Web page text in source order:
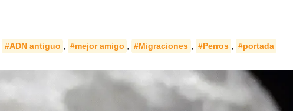
#ADN antiguo , #mejor amigo , #Migraciones , #Perros , #portada